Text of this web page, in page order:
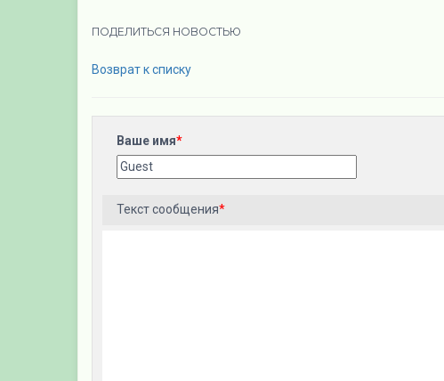
ПОДЕЛИТЬСЯ НОВОСТЬЮ
Возврат к списку
Ваше имя*
Текст сообщения*